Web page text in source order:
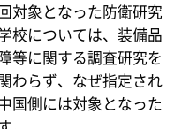
対象となった防衛研究
校については、装備品
等に関する調査研究を
わらず、なぜ指定され
国側には対象となった